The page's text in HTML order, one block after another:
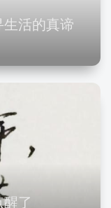
活的真谛
了